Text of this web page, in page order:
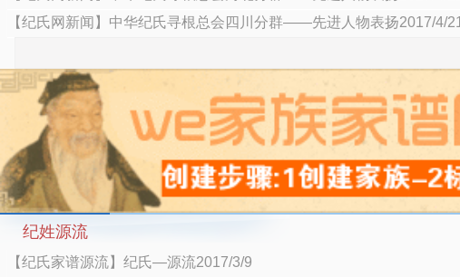
【纪氏网新闻】中华纪氏寻根总会四川分群——先进人物表扬2017/4/21
纪姓源流
【纪氏家谱源流】纪氏—源流2017/3/9